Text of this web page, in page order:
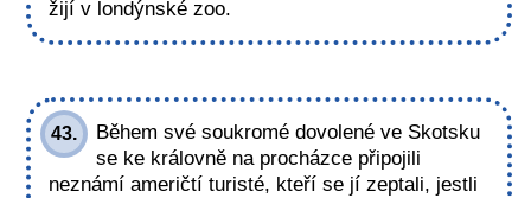
žijí v londýnské zoo.
43.
Během své soukromé dovolené ve Skotsku
se ke královně na procházce připojili
neznámí američtí turisté, kteří se jí zeptali, jestli